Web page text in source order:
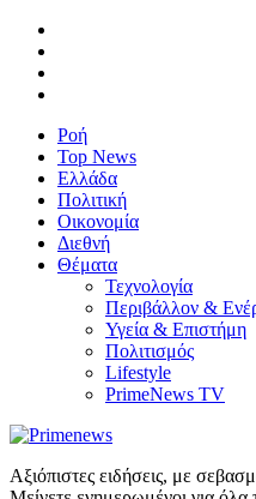
Ροή
Top News
Ελλάδα
Πολιτική
Οικονομία
Διεθνή
Θέματα
Τεχνολογία
Περιβάλλον &
Υγεία & Επιστήμη
Πολιτισμός
Lifestyle
PrimeNews TV
Αξιόπιστες ειδήσεις, με